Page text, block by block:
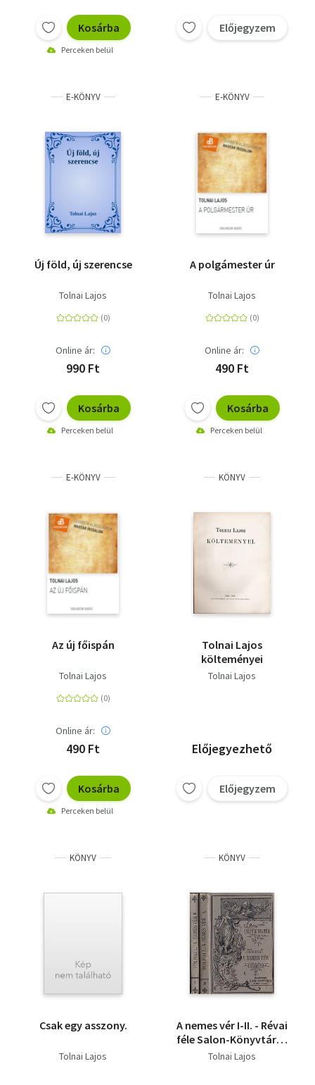
Kosárba
Perceken belül
Előjegyzem
E-KÖNYV
Új föld, új szerencse
Tolnai Lajos
Online ár:
990 Ft
Kosárba
Perceken belül
E-KÖNYV
A polgámester úr
Tolnai Lajos
Online ár:
490 Ft
Kosárba
Perceken belül
E-KÖNYV
Az új főispán
Tolnai Lajos
Online ár:
490 Ft
Kosárba
Perceken belül
KÖNYV
Tolnai Lajos
költeményei
Tolnai Lajos
Előjegyezhető
Előjegyzem
KÖNYV
Csak egy asszony.
Tolnai Lajos
KÖNYV
A nemes vér I-II. - Révai
féle Salon-Könyvtár (I.
kiadás)
Tolnai Lajos